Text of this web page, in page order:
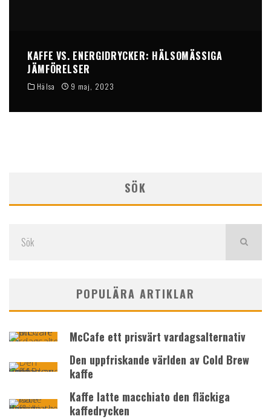
KAFFE VS. ENERGIDRYCKER: HÄLSOMÄSSIGA
JÄMFÖRELSER
Hälsa 9 maj, 2023
SÖK
POPULÄRA ARTIKLAR
McCafe ett prisvärt vardagsalternativ
Den uppfriskande världen av Cold Brew
kaffe
Kaffe latte macchiato den fläckiga
kaffedrycken